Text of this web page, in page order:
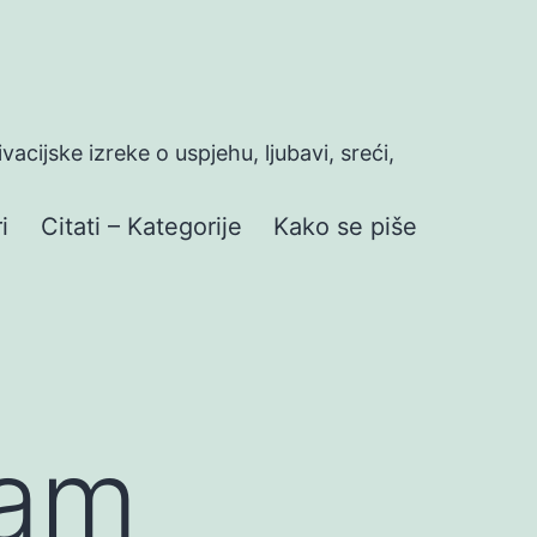
izreke o uspjehu, ljubavi, sreći,
Citati – Kategorije Kako se piše